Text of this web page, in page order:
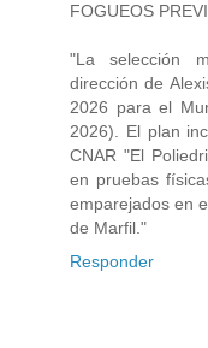
FOGUEOS
"La selección
dirección de
2026 para el
2026). El plan
CNAR "El
en pruebas
emparejados en
de Marfil."
Responder